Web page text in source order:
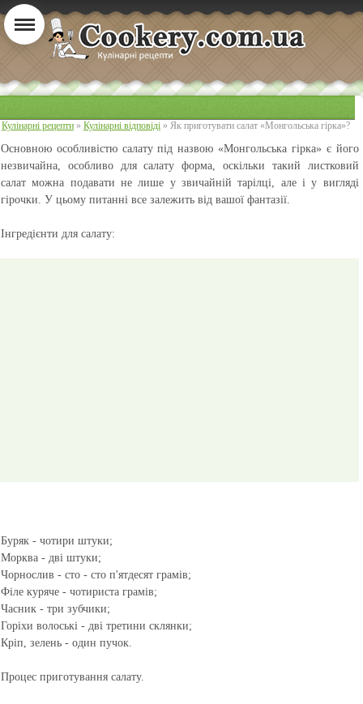
Кулінарні рецепти » Кулінарні відповіді » Як приготувати салат «Монгольська гірка»?
Основною особливістю салату під назвою «Монгольська гірка» є його
незвичайна, особливо для салату форма, оскільки такий листковий
салат можна подавати не лише у звичайній тарілці, але і у вигляді
гірочки. У цьому питанні все залежить від вашої фантазії.
Інгредієнти для салату:
Буряк - чотири штуки;
Морква - дві штуки;
Чорнослив - сто - сто п'ятдесят грамів;
Філе куряче - чотириста грамів;
Часник - три зубчики;
Горіхи волоські - дві третини склянки;
Кріп, зелень - один пучок.
Процес приготування салату.